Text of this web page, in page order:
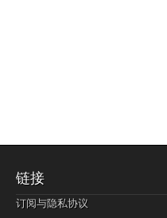
链接
订阅与隐私协议